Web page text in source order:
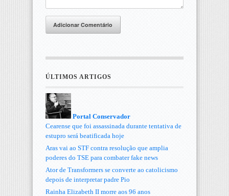
Adicionar Comentário
ÚLTIMOS ARTIGOS
Portal Conservador
Cearense que foi assassinada durante tentativa de
estupro será beatificada hoje
Aras vai ao STF contra resolução que amplia
poderes do TSE para combater fake news
Ator de Transformers se converte ao catolicismo
depois de interpretar padre Pio
Rainha Elizabeth II morre aos 96 anos